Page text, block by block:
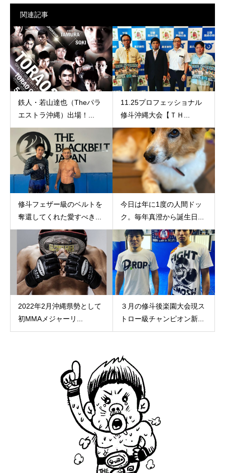
関連記事
鉄人・若山達也（Theパラ
エストラ沖縄）出場！...
11.25プロフェッショナル
修斗沖縄大会【ＴＨ...
修斗フェザー級のベルトを
奪還してくれた愛すべき...
今日は年に1度の人間ドッ
ク。毎年真澄から誕生日...
2022年2月沖縄県勢として
初MMAメジャーリ...
３月の修斗後楽園大会現ス
トロー級チャンピオン新...